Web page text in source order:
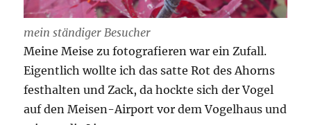
mein ständiger Besucher
Meine Meise zu fotografieren war ein Zufall.
Eigentlich wollte ich das satte Rot des Ahorns
festhalten und Zack, da hockte sich der Vogel
auf den Meisen-Airport vor dem Vogelhaus und